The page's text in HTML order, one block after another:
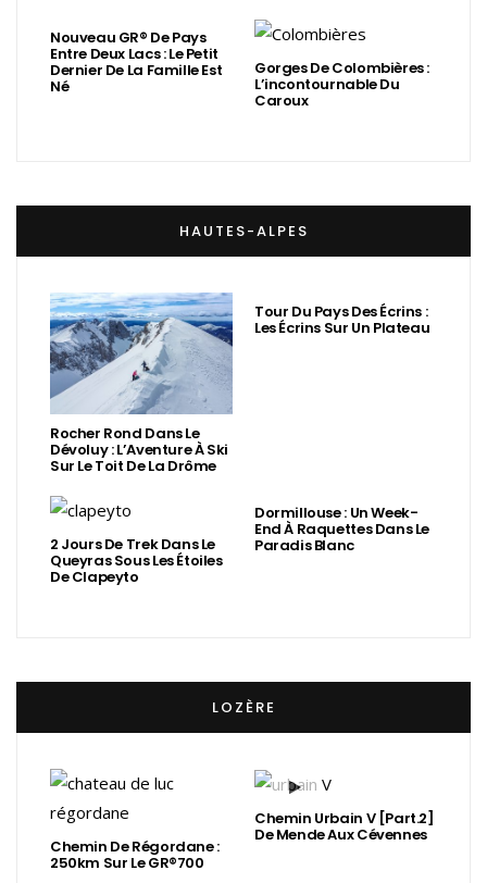
Nouveau GR® De Pays
Entre Deux Lacs : Le Petit
Dernier De La Famille Est
Né
Gorges De Colombières :
L’incontournable Du
Caroux
HAUTES-ALPES
Rocher Rond Dans Le
Dévoluy : L’Aventure À Ski
Sur Le Toit De La Drôme
Tour Du Pays Des Écrins :
Les Écrins Sur Un Plateau
2 Jours De Trek Dans Le
Queyras Sous Les Étoiles
De Clapeyto
Dormillouse : Un Week-
End À Raquettes Dans Le
Paradis Blanc
LOZÈRE
Chemin De Régordane :
250km Sur Le GR®700
Chemin Urbain V [Part.2]
De Mende Aux Cévennes